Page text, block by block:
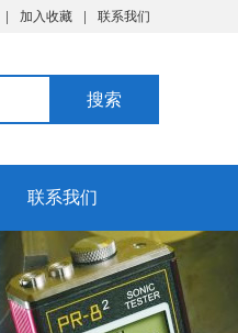
加入收藏 联系我们
联系我们